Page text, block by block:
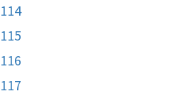
114
115
116
117